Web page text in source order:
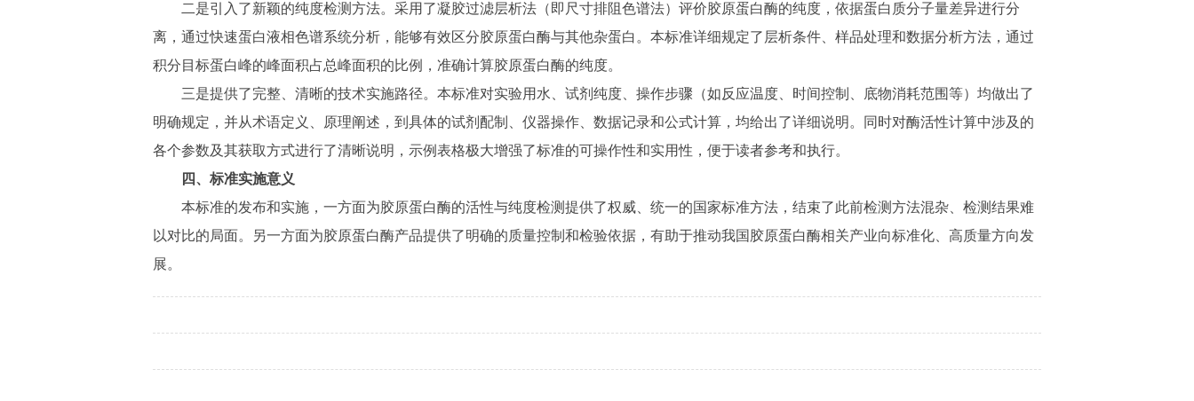
二是引入了新颖的纯度检测方法。采用了凝胶过滤层析法（即尺寸排阻色谱法）评价胶原蛋白酶的纯度，依据蛋白质分子量差异进行分
离，通过快速蛋白液相色谱系统分析，能够有效区分胶原蛋白酶与其他杂蛋白。本标准详细规定了层析条件、样品处理和数据分析方法，通过
积分目标蛋白峰的峰面积占总峰面积的比例，准确计算胶原蛋白酶的纯度。
三是提供了完整、清晰的技术实施路径。本标准对实验用水、试剂纯度、操作步骤（如反应温度、时间控制、底物消耗范围等）均做出了
明确规定，并从术语定义、原理阐述，到具体的试剂配制、仪器操作、数据记录和公式计算，均给出了详细说明。同时对酶活性计算中涉及的
各个参数及其获取方式进行了清晰说明，示例表格极大增强了标准的可操作性和实用性，便于读者参考和执行。
四、标准实施意义
本标准的发布和实施，一方面为胶原蛋白酶的活性与纯度检测提供了权威、统一的国家标准方法，结束了此前检测方法混杂、检测结果难
以对比的局面。另一方面为胶原蛋白酶产品提供了明确的质量控制和检验依据，有助于推动我国胶原蛋白酶相关产业向标准化、高质量方向发
展。